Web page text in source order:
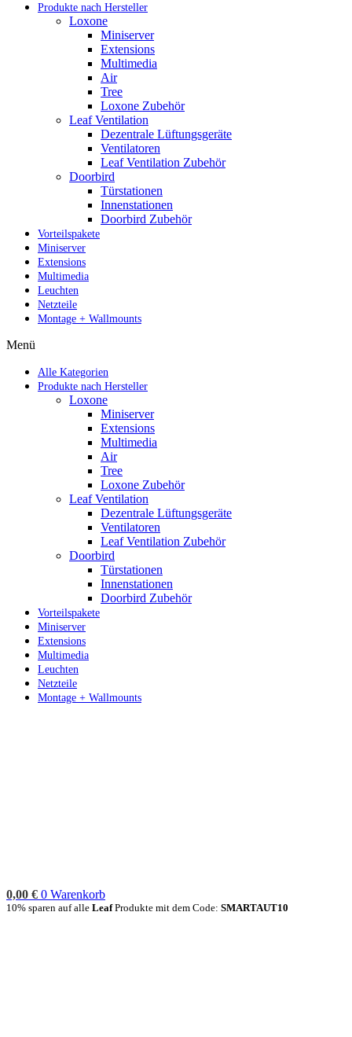
Produkte nach Hersteller
Loxone
Miniserver
Extensions
Multimedia
Air
Tree
Loxone Zubehör
Leaf Ventilation
Dezentrale Lüftungsgeräte
Ventilatoren
Leaf Ventilation Zubehör
Doorbird
Türstationen
Innenstationen
Doorbird Zubehör
Vorteilspakete
Miniserver
Extensions
Multimedia
Leuchten
Netzteile
Montage + Wallmounts
Menü
Alle Kategorien
Produkte nach Hersteller
Loxone
Miniserver
Extensions
Multimedia
Air
Tree
Loxone Zubehör
Leaf Ventilation
Dezentrale Lüftungsgeräte
Ventilatoren
Leaf Ventilation Zubehör
Doorbird
Türstationen
Innenstationen
Doorbird Zubehör
Vorteilspakete
Miniserver
Extensions
Multimedia
Leuchten
Netzteile
Montage + Wallmounts
0,00 € 0 Warenkorb
10% sparen auf alle LeafProdukte mit dem Code: SMARTAUT10